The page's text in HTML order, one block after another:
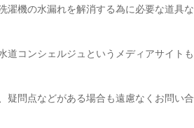
濯機の水漏れを解消する為に必要な道具な
道コンシェルジュというメディアサイトも
疑問点などがある場合も遠慮なくお問い合